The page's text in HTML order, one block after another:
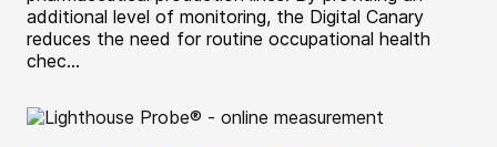
additional level of monitoring, the Digital Canary
reduces the need for routine occupational health
chec...